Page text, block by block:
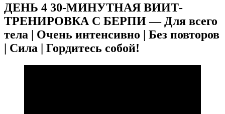
ДЕНЬ 4 30-МИНУТНАЯ ВИИТ-
ТРЕНИРОВКА С БЕРПИ — Для всего
тела | Очень интенсивно | Без повторов
| Сила | Гордитесь собой!